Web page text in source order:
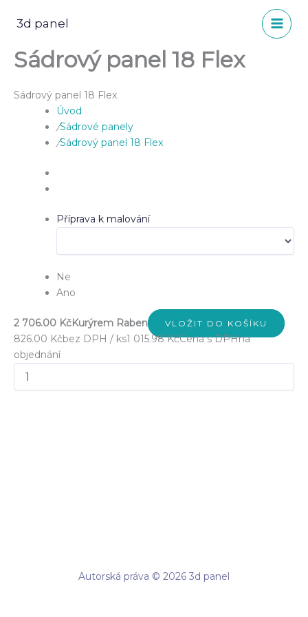
3d panel
Sádrový panel 18 Flex
Sádrový panel 18 Flex
Úvod
/Sádrové panely
/Sádrový panel 18 Flex
Příprava k malování
Ne
Ano
2 706.00 KčKurýrem Raben VLOŽIT DO KOŠÍKU
826.00 Kčbez DPH / ks1 015.98 KčCena s DPHna
objednání
Autorská práva © 2026 3d panel